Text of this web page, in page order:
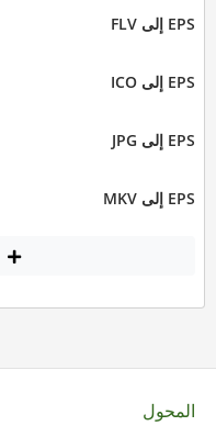
EPS إلى FLV
EPS إلى ICO
EPS إلى JPG
EPS إلى MKV
المحول